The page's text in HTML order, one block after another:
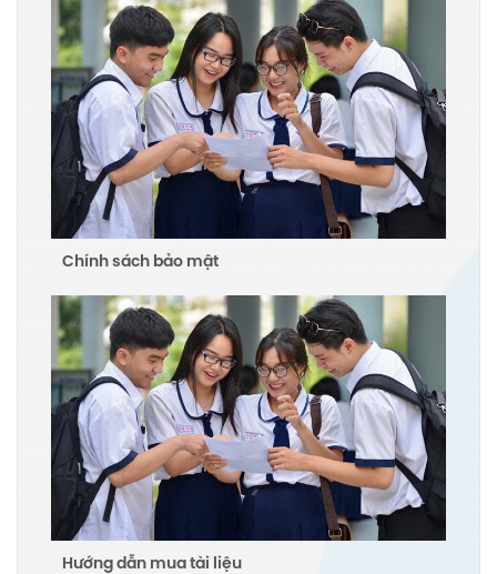
Chính sách bảo mật
Hướng dẫn mua tài liệu